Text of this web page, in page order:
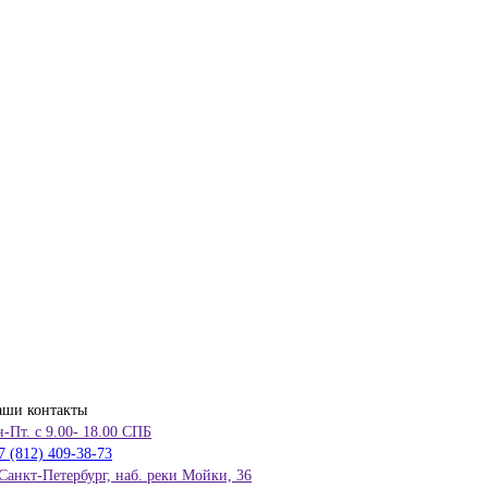
контакты
Пт. с 9.00- 18.00 СПБ
(812) 409-38-73
Петербург, наб. реки Мойки, 36